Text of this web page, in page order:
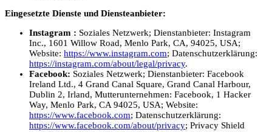
Eingesetzte Dienste und Diensteanbieter:
Instagram : Soziales Netzwerk; Dienstanbieter: Instagram
Inc., 1601 Willow Road, Menlo Park, CA, 94025, USA;
Website: https://www.instagram.com; Datenschutzerklärung:
https://instagram.com/about/legal/privacy.
Facebook: Soziales Netzwerk; Dienstanbieter: Facebook
Ireland Ltd., 4 Grand Canal Square, Grand Canal Harbour,
Dublin 2, Irland, Mutterunternehmen: Facebook, 1 Hacker
Way, Menlo Park, CA 94025, USA; Website:
https://www.facebook.com; Datenschutzerklärung:
https://www.facebook.com/about/privacy; Privacy Shield